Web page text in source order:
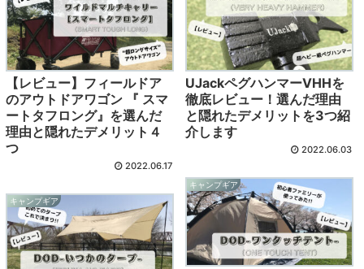
【レビュー】フィールドア
のアウトドアワゴン 『 スマ
ートタフロング』を選んだ
理由と隠れたデメリット４
つ
2022.06.17
UJackペグハンマーVHHを
徹底レビュー！選んだ理由
と隠れたデメリットを3つ紹
介します
2022.06.03
キャンプギア
キャンプギア